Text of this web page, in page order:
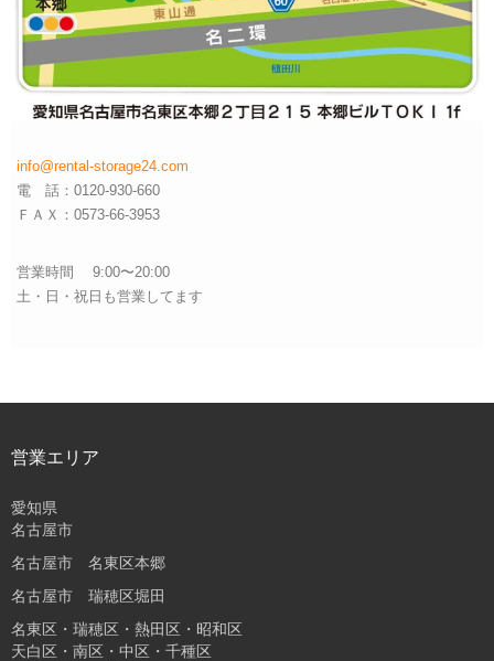
info@rental-storage24.com
電 話：0120-930-660
ＦＡＸ：0573-66-3953
営業時間 9:00〜20:00
土・日・祝日も営業してます
営業エリア
愛知県
名古屋市
名古屋市 名東区本郷
名古屋市 瑞穂区堀田
名東区・瑞穂区・熱田区・昭和区
天白区・南区・中区・千種区